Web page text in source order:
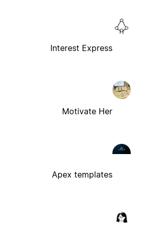
Interest Express
Motivate Her
Apex templates